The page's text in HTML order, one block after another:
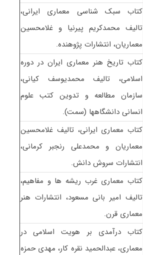
کتاب سبک شناسی معماری ایرانی،
تالیف محمدکریم پیرنیا و غلامحسین
معماریان، انتشارات پژوهنده.
کتاب تاریخ هنر معماری ایران در دوره
اسلامی، تالیف محمدیوسف کیانی،
سازمان مطالعه و تدوین کتب علوم
انسانی دانشگاهها (سمت).
کتاب معماری ایرانی، تالیف غلامحسین
معماریان و محمدعلی رنجبر کرمانی،
انتشارات سروش دانش.
کتاب معماری غرب ریشه ها و مفاهیم،
تالیف امیر بانی مسعود، انتشارات هنر
معماری قرن.
کتاب درآمدی بر هویت اسلامی در
معماری، عبدالحمید نقره کار، مهدی حمزه